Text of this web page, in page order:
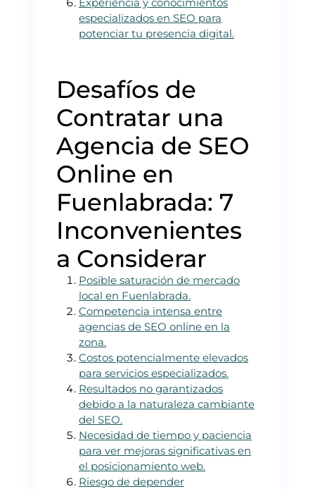
especializados en SEO para
potenciar tu presencia digital.
Desafíos de
Contratar una
Agencia de SEO
Online en
Fuenlabrada: 7
Inconvenientes
a Considerar
Posible saturación de mercado
local en Fuenlabrada.
Competencia intensa entre
agencias de SEO online en la
zona.
Costos potencialmente elevados
para servicios especializados.
Resultados no garantizados
debido a la naturaleza cambiante
del SEO.
Necesidad de tiempo y paciencia
para ver mejoras significativas en
el posicionamiento web.
Riesgo de depender